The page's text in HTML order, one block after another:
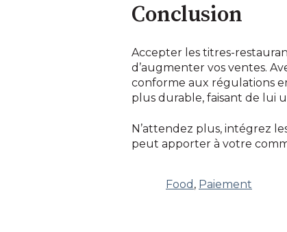
Conclusion
Accepter les titres-
d’augmenter vos ventes.
conforme aux régulations
plus durable, faisant de lui
N’attendez plus, intégrez
peut apporter à votre
Food , Paiement